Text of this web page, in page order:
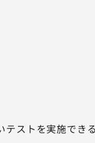
ストを実施でき